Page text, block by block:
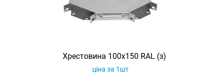
Хрестовина 100х150 RAL (з)
ціна за 1шт